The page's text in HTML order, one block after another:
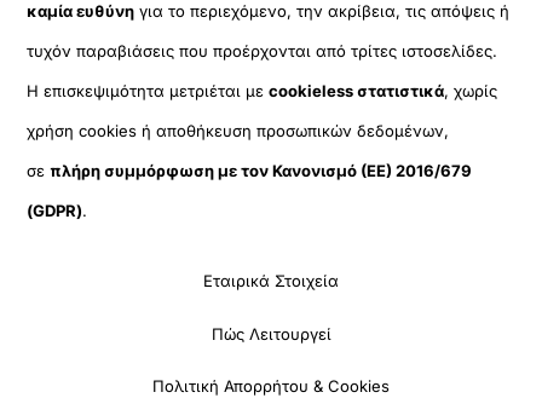
καμία ευθύνη για το περιεχόμενο, την ακρίβεια, τις απόψεις ή
τυχόν παραβιάσεις που προέρχονται από τρίτες ιστοσελίδες.
Η επισκεψιμότητα μετριέται μεcookieless στατιστικά, χωρίς
χρήση cookies ή αποθήκευση προσωπικών δεδομένων,
σεπλήρη συμμόρφωση με τον Κανονισμό (ΕΕ) 2016/679
(GDPR).
Εταιρικά Στοιχεία
Πώς Λειτουργεί
Πολιτική Απορρήτου & Cookies